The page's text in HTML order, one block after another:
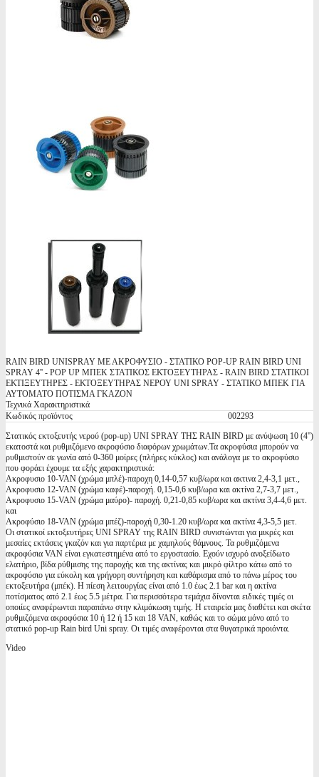
RAIN BIRD UNISPRAY ΜΕ ΑΚΡΟΦΥΣΙΟ - ΣΤΑΤΙΚΟ POP-UP RAIN BIRD UNI
SPRAY 4'' - POP UP ΜΠΕΚ ΣΤΑΤΙΚΟΣ ΕΚΤΟΞΕΥΤΗΡΑΣ - RAIN BIRD ΣΤΑΤΙΚΟΙ
ΕΚΤΙΞΕΥΤΗΡΕΣ - ΕΚΤΟΞΕΥΤΗΡΑΣ ΝΕΡΟΥ UNI SPRAY - ΣΤΑΤΙΚΟ ΜΠΕΚ ΓΙΑ
ΑΥΤΟΜΑΤΟ ΠΟΤΙΣΜΑ ΓΚΑΖΟΝ
Τεχνικά Χαρακτηριστικά
Κωδικός προϊόντος
002293
Στατικός εκτοξευτής νερού (pop-up) UNI SPRAY ΤΗΣ RAIN BIRD με ανύψωση 10 (4'')
εκατοστά και ρυθμιζόμενο ακροφύσιο διαφόρων χρωμάτων.Τα ακροφύσια μπορούν να
ρυθμιστούν σε γωνία από 0-360 μοίρες (πλήρες κύκλος) και ανάλογα με το ακροφύσιο
που φοράει έχουμε τα εξής χαρακτηριστικά:
Ακροφυσιο 10-VAN (χρώμα μπλέ)-παροχη 0,14-0,57 κυβ/ωρα και ακτινα 2,4-3,1 μετ.,
Ακροφυσιο 12-VAN (χρώμα καφέ)-παροχή. 0,15-0,6 κυβ/ωρα και ακτίνα 2,7-3,7 μετ.,
Ακροφυσιο 15-VAN (χρώμα μαύρο)- παροχή. 0,21-0,85 κυβ/ωρα και ακτίνα 3,4-4,6 μετ.
και
Ακροφύσιο 18-VAN (χρώμα μπέζ)-παροχή 0,30-1.20 κυβ/ωρα και ακτίνα 4,3-5,5 μετ.
Oι στατικοί εκτοξευτήρες UNI SPRAY της RAIN BIRD συνιστώνται για μικρές και
μεσαίες εκτάσεις γκαζόν και για παρτέρια με χαμηλούς θάμνους. Τα ρυθμιζόμενα
ακροφύσια VAN είναι εγκατεστημένα από το εργοστασίο. Εχούν ισχυρό ανοξείδωτο
ελατήριο, βίδα ρύθμισης της παροχής και της ακτίνας και μικρό φίλτρο κάτω από το
ακροφύσιο για εύκολη και γρήγορη συντήρηση και καθάρισμα από το πάνω μέρος του
εκτοξευτήρα (μπέκ). Η πίεση λειτουργίας είναι από 1.0 έως 2.1 bar και η ακτίνα
ποτίσματος από 2.1 έως 5.5 μέτρα. Για περισσότερα τεμάχια δίνονται ειδικές τιμές οι
οποιίες αναφέρωνται παραπάνω στην κλιμάκωση τιμής. Η εταιρεία μας διαθέτει και σκέτα
ρυθμιζόμενα ακροφύσια 10 ή 12 ή 15 και 18 VAN, καθώς και το σώμα μόνο από το
στατικό pop-up Rain bird Uni spray. Οι τιμές αναφέρονται στα θυγατρικά προιόντα.
Video